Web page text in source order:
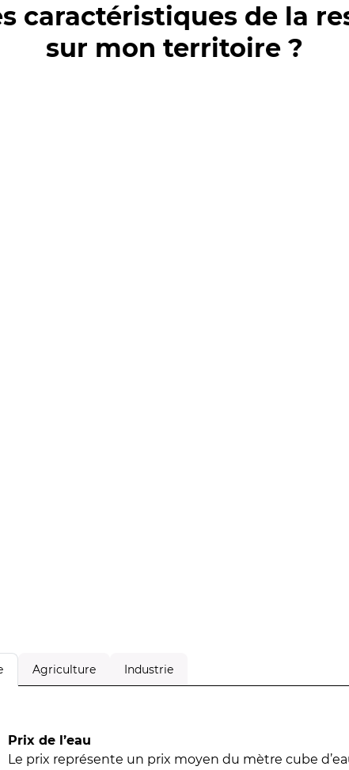
caractéristiques de la
sur mon territoire ?
Agriculture Industrie
Prix de l’eau
Le prix représente un prix moyen du mètre cube